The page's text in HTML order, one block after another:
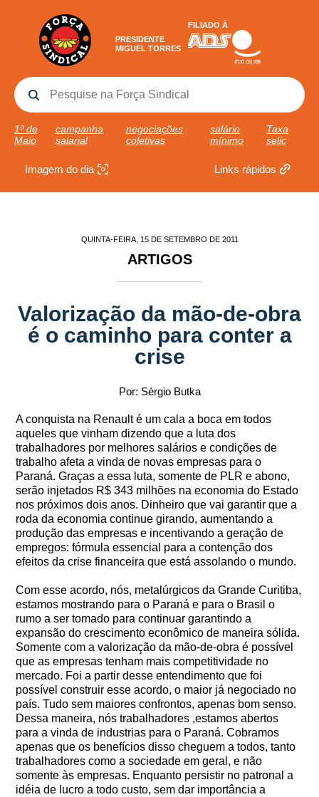
PRESIDENTE
MIGUEL TORRES
FILIADO À
1º de
Maio
campanha
salarial
negociações
coletivas
salário
mínimo
Taxa
selic
Imagem do dia Links rápidos
QUINTA-FEIRA, 15 DE SETEMBRO DE 2011
ARTIGOS
Valorização da mão-de-obra
é o caminho para conter a
crise
Por: Sérgio Butka
A conquista na Renault é um cala a boca em todos
aqueles que vinham dizendo que a luta dos
trabalhadores por melhores salários e condições de
trabalho afeta a vinda de novas empresas para o
Paraná. Graças a essa luta, somente de PLR e abono,
serão injetados R$ 343 milhões na economia do Estado
nos próximos dois anos. Dinheiro que vai garantir que a
roda da economia continue girando, aumentando a
produção das empresas e incentivando a geração de
empregos: fórmula essencial para a contenção dos
efeitos da crise financeira que está assolando o mundo.
Com esse acordo, nós, metalúrgicos da Grande Curitiba,
estamos mostrando para o Paraná e para o Brasil o
rumo a ser tomado para continuar garantindo a
expansão do crescimento econômico de maneira sólida.
Somente com a valorização da mão-de-obra é possível
que as empresas tenham mais competitividade no
mercado. Foi a partir desse entendimento que foi
possível construir esse acordo, o maior já negociado no
país. Tudo sem maiores confrontos, apenas bom senso.
Dessa maneira, nós trabalhadores ,estamos abertos
para a vinda de industrias para o Paraná. Cobramos
apenas que os benefícios disso cheguem a todos, tanto
trabalhadores como a sociedade em geral, e não
somente às empresas. Enquanto persistir no patronal a
idéia de lucro a todo custo, sem dar importância a